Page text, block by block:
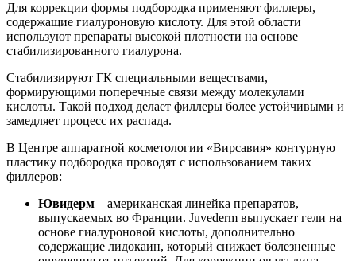
Для коррекции формы подбородка применяют филлеры,
содержащие гиалуроновую кислоту. Для этой области
используют препараты высокой плотности на основе
стабилизированного гиалурона.
Стабилизируют ГК специальными веществами,
формирующими поперечные связи между молекулами
кислоты. Такой подход делает филлеры более устойчивыми и
замедляет процесс их распада.
В Центре аппаратной косметологии «Вирсавия» контурную
пластику подбородка проводят с использованием таких
филлеров:
Ювидерм – американская линейка препаратов,
выпускаемых во Франции. Juvederm выпускает гели на
основе гиалуроновой кислоты, дополнительно
содержащие лидокаин, который снижает болезненные